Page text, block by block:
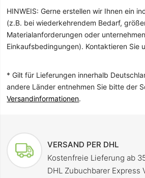
HINWEIS: Gerne erstellen wir Ihnen ein
(z.B. bei wiederkehrendem Bedarf,
Materialanforderungen oder
Einkaufsbedingungen). Kontaktieren Sie
* Gilt für Lieferungen innerhalb
andere Länder entnehmen Sie bitte der
Versandinformationen.
VERSAND PER DHL
Kostenfreie Lieferung ab
DHL Zubuchbarer Express